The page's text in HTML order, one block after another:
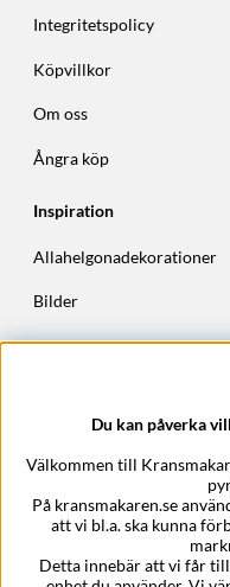
Integritetspolicy
Köpvillkor
Om oss
Ångra köp
Inspiration
Allahelgonadekorationer
Bilder
Höstkransar
Epost:
Du kan påverka
Välkommen till
På kransmakaren.se
att vi bl.a. ska kunna
Detta innebär att vi får